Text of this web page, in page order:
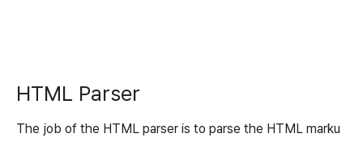
HTML Parser
The job of the HTML parser is to parse the HTML marku